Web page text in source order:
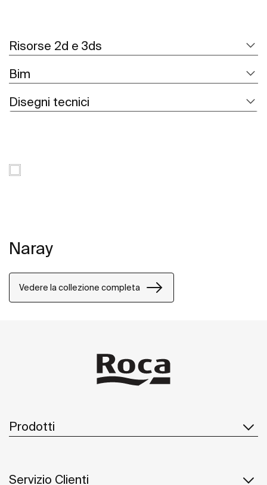
Risorse 2d e 3ds
Bim
Disegni tecnici
Naray
Vedere la collezione completa
Prodotti
Servizio Clienti